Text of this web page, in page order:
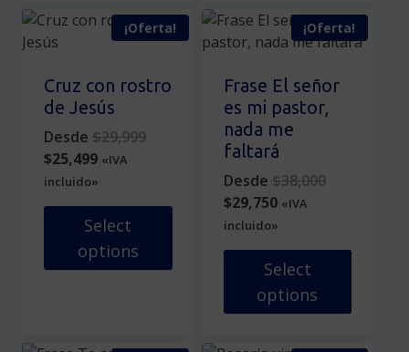
variantes.
Las
se
pueden
elegir
en
la
página
de
producto
producto
tiene
múltiples
variantes.
Las
opciones
se
pueden
elegir
en
la
página
producto
¡Oferta!
Cruz con rostro
de Jesús
Desde $29,999Original
$29,999.
$25,499Current
price
is:
$25,499.
«IVA
incluido»
Select
options
múltiples
¡Oferta!
Frase El señor
es mi pastor,
nada me
faltará
Desde $38,000Original
$38,000.
$29,750Current
price
is:
$29,750.
«IVA
incluido»
Select
options
producto